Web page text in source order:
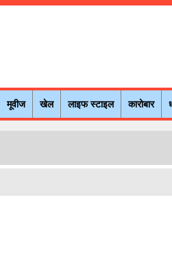
मूवीज खेल लाइफ स्टाइल कारोबार